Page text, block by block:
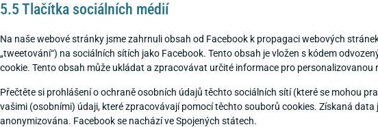
5.5 Tlačítka sociálních médií
Na naše webové stránky jsme zahrnuli obsah od Facebook k propagaci webových stránek
„tweetování“) na sociálních sítích jako Facebook. Tento obsah je vložen s kódem
cookie. Tento obsah může ukládat a zpracovávat určité informace pro personalizovanou
Přečtěte si prohlášení o ochraně osobních údajů těchto sociálních sítí (které se mohou
vašimi (osobními) údaji, které zpracovávají pomocí těchto souborů cookies. Získaná data
anonymizována. Facebook se nachází ve Spojených státech.